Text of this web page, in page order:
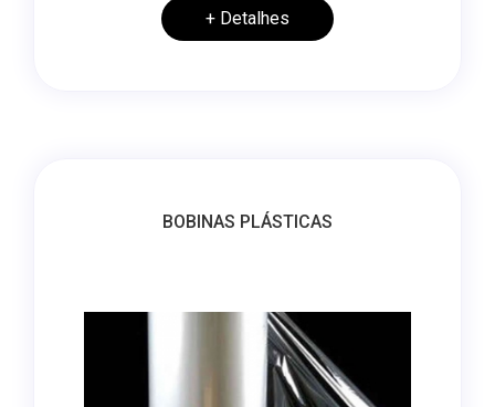
+ Detalhes
BOBINAS PLÁSTICAS